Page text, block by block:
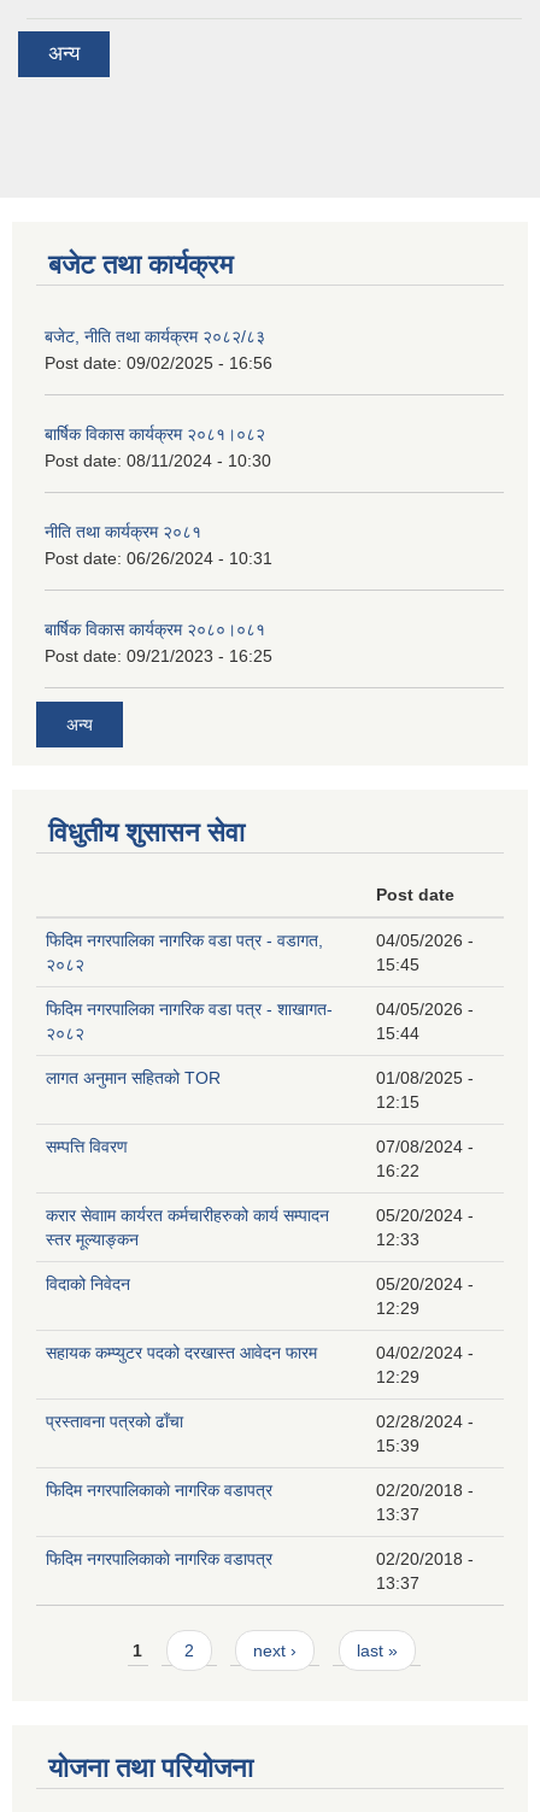
अन्य
बजेट तथा कार्यक्रम
बजेट, नीति तथा कार्यक्रम २०८२/८३
Post date: 09/02/2025 - 16:56
बार्षिक विकास कार्यक्रम २०८१।०८२
Post date: 08/11/2024 - 10:30
नीति तथा कार्यक्रम २०८१
Post date: 06/26/2024 - 10:31
बार्षिक विकास कार्यक्रम २०८०।०८१
Post date: 09/21/2023 - 16:25
अन्य
विधुतीय शुसासन सेवा
Post date
फिदिम नगरपालिका नागरिक वडा पत्र - वडागत,
२०८२
04/05/2026 -
15:45
फिदिम नगरपालिका नागरिक वडा पत्र - शाखागत-
२०८२
04/05/2026 -
15:44
लागत अनुमान सहितको TOR
01/08/2025 -
12:15
सम्पत्ति विवरण
07/08/2024 -
16:22
करार सेवााम कार्यरत कर्मचारीहरुको कार्य सम्पादन
स्तर मूल्याङ्कन
05/20/2024 -
12:33
विदाको निवेदन
05/20/2024 -
12:29
सहायक कम्प्युटर पदको दरखास्त आवेदन फारम
04/02/2024 -
12:29
प्रस्तावना पत्रको ढाँचा
02/28/2024 -
15:39
फिदिम नगरपालिकाकाे नागरिक वडापत्र
02/20/2018 -
13:37
फिदिम नगरपालिकाकाे नागरिक वडापत्र
02/20/2018 -
13:37
Pages1 2 next › last »
योजना तथा परियोजना